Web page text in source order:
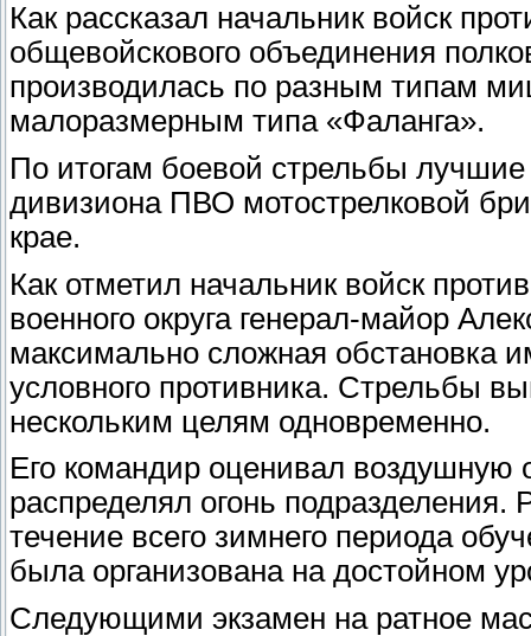
Как рассказал начальник войск
общевойскового объединения
производилась по разным типам
малоразмерным типа «Фаланга».
По итогам боевой стрельбы
дивизиона ПВО мотострелковой
крае.
Как отметил начальник войск
военного округа генерал-майор
максимально сложная обстановка
условного противника. Стрельбы
нескольким целям одновременно.
Его командир оценивал воздушную
распределял огонь подразделения.
течение всего зимнего периода
была организована на достойном
Следующими экзамен на ратное